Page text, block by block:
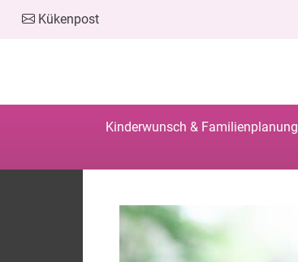
Kükenpost
Kinderwunsch & Familienplanung